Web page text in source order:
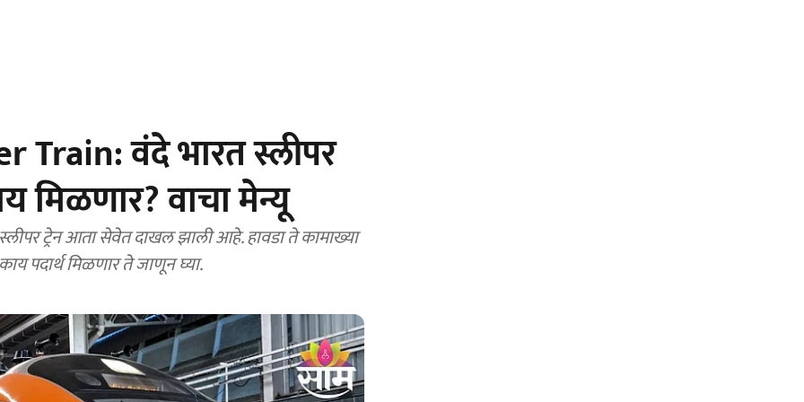
Train: वंदे भारत स्लीपर
मिळणार? वाचा मेन्यू
ट्रेन आता सेवेत दाखल झाली आहे. हावडा ते कामाख्या
पदार्थ मिळणार ते जाणून घ्या.